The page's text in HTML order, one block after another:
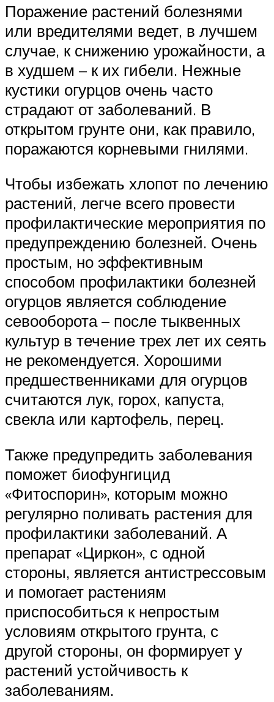
Поражение растений болезнями
или вредителями ведет, в лучшем
случае, к снижению урожайности, а
в худшем – к их гибели. Нежные
кустики огурцов очень часто
страдают от заболеваний. В
открытом грунте они, как правило,
поражаются корневыми гнилями.
Чтобы избежать хлопот по лечению
растений, легче всего провести
профилактические мероприятия по
предупреждению болезней. Очень
простым, но эффективным
способом профилактики болезней
огурцов является соблюдение
севооборота – после тыквенных
культур в течение трех лет их сеять
не рекомендуется. Хорошими
предшественниками для огурцов
считаются лук, горох, капуста,
свекла или картофель, перец.
Также предупредить заболевания
поможет биофунгицид
«Фитоспорин», которым можно
регулярно поливать растения для
профилактики заболеваний. А
препарат «Циркон», с одной
стороны, является антистрессовым
и помогает растениям
приспособиться к непростым
условиям открытого грунта, с
другой стороны, он формирует у
растений устойчивость к
заболеваниям.